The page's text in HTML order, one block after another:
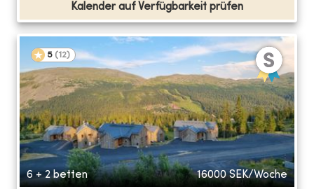
Kalender auf Verfügbarkeit prüfen
5 (12)
6 + 2 betten 16000 SEK/Woche